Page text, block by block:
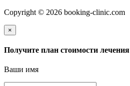
Copyright © 2026 booking-clinic.com
×
Получите план стоимости
Ваши имя